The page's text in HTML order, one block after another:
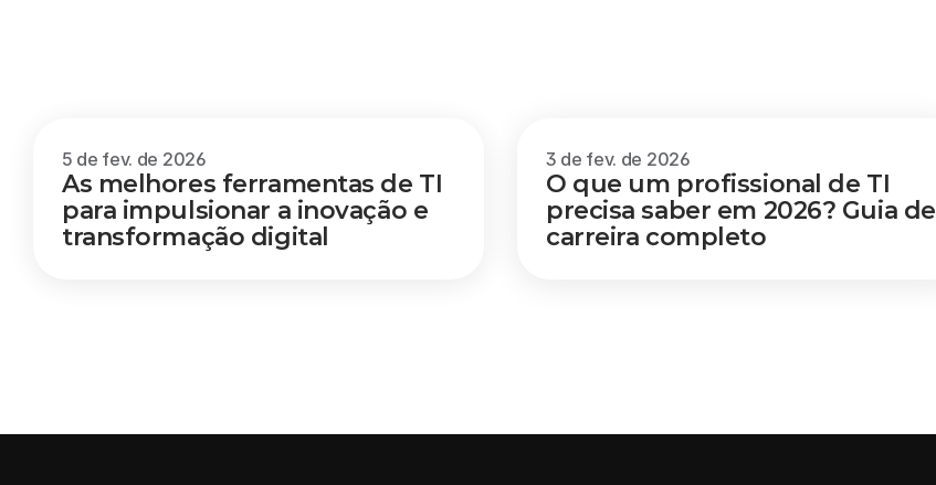
5 de fev. de 2026
As melhores ferramentas de TI
para impulsionar a inovação e
transformação digital
3 de fev. de 2026
O que um profissional de TI
precisa saber em 2026? Guia de
carreira completo